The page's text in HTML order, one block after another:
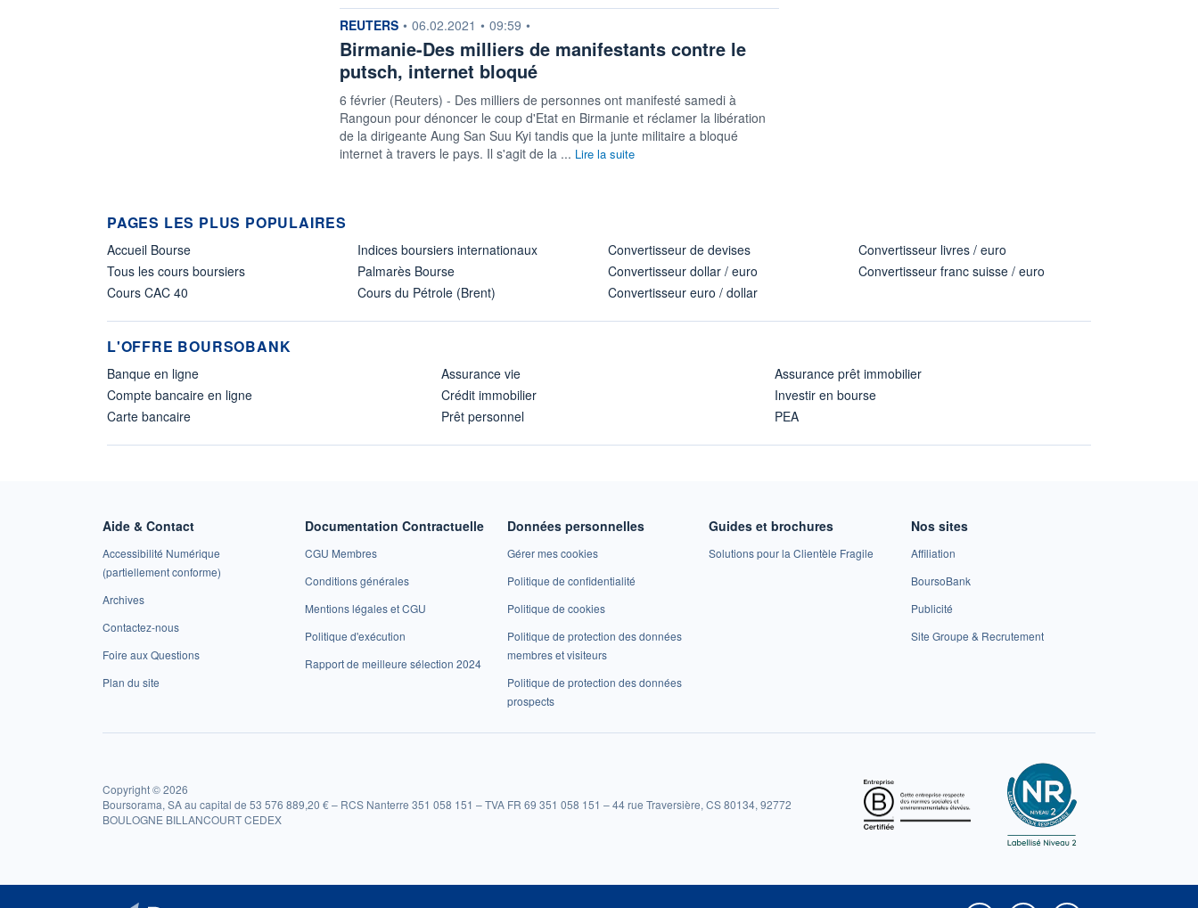
information fournie par
REUTERS • 06.02.2021 • 09:59 •
Birmanie-Des milliers de manifestants contre le
putsch, internet bloqué
6 février (Reuters) - Des milliers de personnes ont manifesté samedi à
Rangoun pour dénoncer le coup d'Etat en Birmanie et réclamer la libération
de la dirigeante Aung San Suu Kyi tandis que la junte militaire a bloqué
internet à travers le pays. Il s'agit de la ... Lire la suite
PAGES LES PLUS POPULAIRES
Accueil Bourse
Tous les cours boursiers
Cours CAC 40
Indices boursiers internationaux
Palmarès Bourse
Cours du Pétrole (Brent)
Convertisseur de devises
Convertisseur dollar / euro
Convertisseur euro / dollar
Convertisseur livres / euro
Convertisseur franc suisse / euro
L'OFFRE BOURSOBANK
Banque en ligne
Compte bancaire en ligne
Carte bancaire
Assurance vie
Crédit immobilier
Prêt personnel
Assurance prêt immobilier
Investir en bourse
PEA
Aide & Contact
Accessibilité Numérique
(partiellement conforme)
Archives
Contactez-nous
Foire aux Questions
Plan du site
Documentation Contractuelle
CGU Membres
Conditions générales
Mentions légales et CGU
Politique d'exécution
Rapport de meilleure sélection 2024
Données personnelles
Gérer mes cookies
Politique de confidentialité
Politique de cookies
Politique de protection des données
membres et visiteurs
Politique de protection des données
prospects
Guides et brochures
Solutions pour la Clientèle Fragile
Nos sites
Affiliation
BoursoBank
Publicité
Site Groupe & Recrutement
Copyright © 2026
Boursorama, SA au capital de 53 576 889,20 € – RCS Nanterre 351 058 151 – TVA FR 69 351 058 151 – 44 rue Traversière, CS 80134, 92772
BOULOGNE BILLANCOURT CEDEX